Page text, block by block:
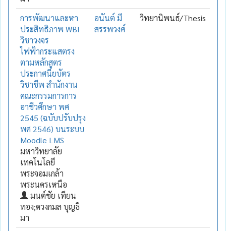
การพัฒนาและหา
ประสิทธิภาพ WBI
วิชาวงจร
ไฟฟ้ากระแสตรง
ตามหลักสูตร
ประกาศนียบัตร
วิชาชีพ สำนักงาน
คณะกรรมการการ
อาชีวศึกษา พศ
2545 (ฉบับปรับปรุง
พศ 2546) บนระบบ
Moodle LMS
มหาวิทยาลัย
เทคโนโลยี
พระจอมเกล้า
พระนครเหนือ
มนต์ชัย เทียน
ทอง;ดวงกมล บุญธิ
มา
อนันต์ มี
สรรพวงศ์
วิทยานิพนธ์/Thesis